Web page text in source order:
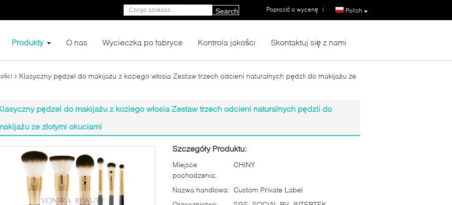
Polish
Poprosić o wycenę |
Search
Produkty O nas Wycieczka po fabryce Kontrola jakości Skontaktuj się z nami
Klasyczny pędzel do makijażu z koziego włosia Zestaw trzech odcieni naturalnych pędzli do makijażu ze
pędzel do makijażu z koziego włosia Zestaw trzech odcieni naturalnych pędzli do
ze złotymi okuciami
Szczegóły Produktu:
Miejsce
pochodzenia:
CHINY
Nazwa handlowa: Custom Private Label